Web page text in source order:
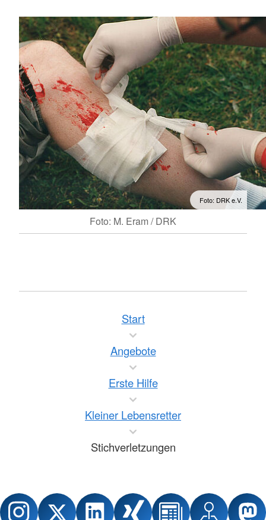
Foto: DRK e.V.
Foto: M. Eram / DRK
Start
Angebote
Erste Hilfe
Kleiner Lebensretter
Stichverletzungen